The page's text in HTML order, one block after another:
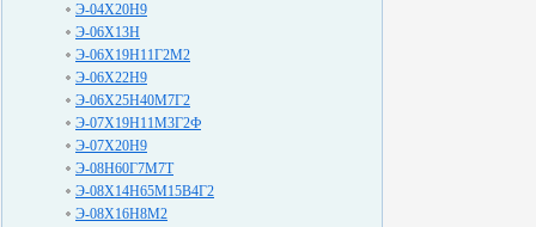
Э-04Х20Н9
Э-06Х13Н
Э-06Х19Н11Г2М2
Э-06Х22Н9
Э-06Х25Н40М7Г2
Э-07Х19Н11М3Г2Ф
Э-07Х20Н9
Э-08Н60Г7М7Т
Э-08Х14Н65М15В4Г2
Э-08Х16Н8М2